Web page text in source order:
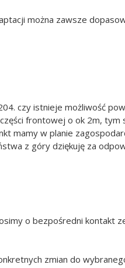
można zawsze
czy istnieje możliwość
frontowej o ok 2m, tym
mamy w planie
z góry dziękuję za
o bezpośredni kontakt
zmian do